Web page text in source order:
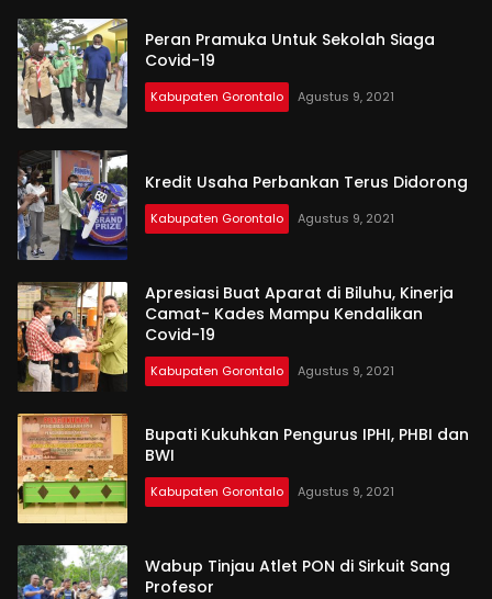
Peran Pramuka Untuk Sekolah Siaga
Covid-19
Kabupaten Gorontalo Agustus 9, 2021
Kredit Usaha Perbankan Terus Didorong
Kabupaten Gorontalo Agustus 9, 2021
Apresiasi Buat Aparat di Biluhu, Kinerja
Camat- Kades Mampu Kendalikan
Covid-19
Kabupaten Gorontalo Agustus 9, 2021
Bupati Kukuhkan Pengurus IPHI, PHBI dan
BWI
Kabupaten Gorontalo Agustus 9, 2021
Wabup Tinjau Atlet PON di Sirkuit Sang
Profesor